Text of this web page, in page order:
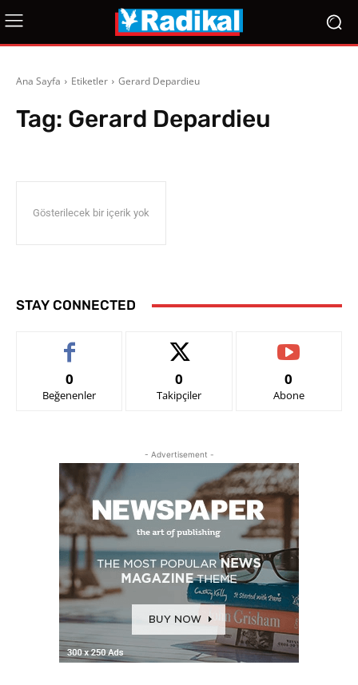
Ana Sayfa Etiketler Gerard Depardieu
Tag: Gerard Depardieu
Gösterilecek bir içerik yok
STAY CONNECTED
0
Beğenenler
0
Takipçiler
0
Abone
- Advertisement -